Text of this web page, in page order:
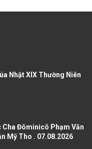
Nhật XIX Thường Niên
Cha Đôminicô Phạm Văn
Mỹ Tho . 07.08.2026